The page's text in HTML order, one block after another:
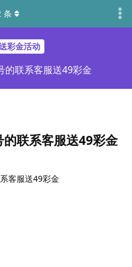
彩金活动
的联系客服送49彩金
条
联系客服送49彩金
客服送49彩金